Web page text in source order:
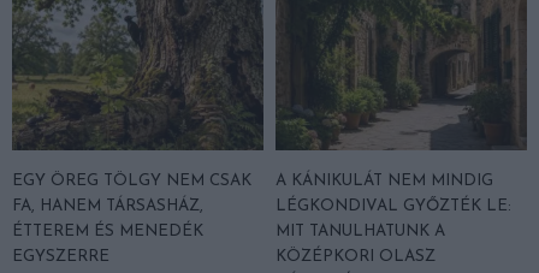
EGY ÖREG TÖLGY NEM CSAK
FA, HANEM TÁRSASHÁZ,
ÉTTEREM ÉS MENEDÉK
EGYSZERRE
A KÁNIKULÁT NEM MINDIG
LÉGKONDIVAL GYŐZTÉK LE:
MIT TANULHATUNK A
KÖZÉPKORI OLASZ